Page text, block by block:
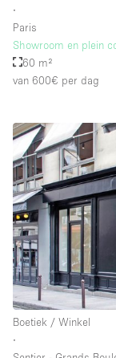
∙
Paris
Showroom en plein
60 m²
van 600€ per dag
Boetiek / Winkel
∙